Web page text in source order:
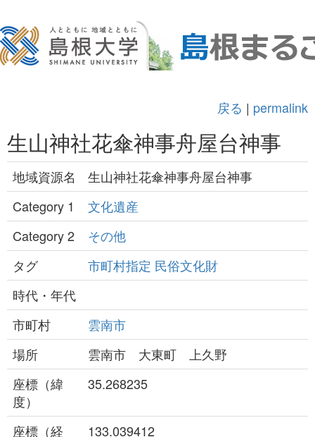
戻る | permalink
生山神社花傘神事舟屋台神事
地域資源名
生山神社花傘神事舟屋台神事
Category 1
文化遺産
Category 2
その他
タグ
市町村指定 民俗文化財
時代・年代
市町村
雲南市
場所
雲南市 大東町 上久野
座標（緯
度）
35.268235
座標（経
133.039412